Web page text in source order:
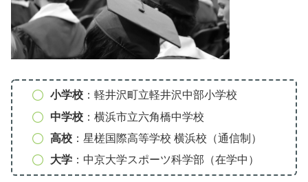
小学校：軽井沢町立軽井沢中部小学校
中学校：横浜市立六角橋中学校
高校：星槎国際高等学校 横浜校（通信制）
大学：中京大学スポーツ科学部（在学中）